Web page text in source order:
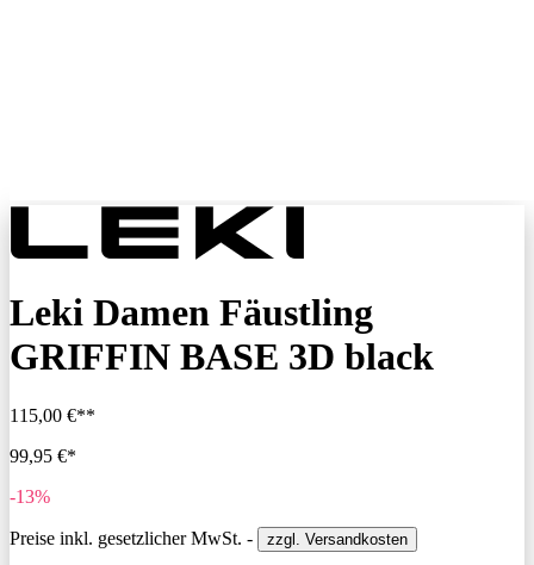
Leki Damen Fäustling
GRIFFIN BASE 3D black
115,00 €**
99,95 €*
-13%
Preise inkl. gesetzlicher MwSt. - zzgl. Versandkosten